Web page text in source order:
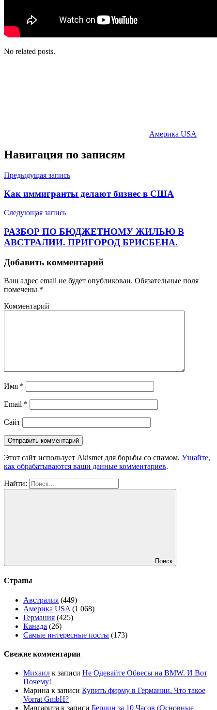
No related posts.
Америка USA
Навигация по записям
Предыдущая запись
Как иммигранты делают бизнес в США
Следующая запись
РАЗБОР ПО БЮДЖЕТНОМУ ЖИЛЬЮ В
АВСТРАЛИИ. ПРИГОРОД БРИСБЕНА.
Добавить комментарий
Ваш адрес email не будет опубликован. Обязательные поля
помечены *
Комментарий
Имя *
Email *
Сайт
Этот сайт использует Akismet для борьбы со спамом. Узнайте,
как обрабатываются ваши данные комментариев.
Найти:
Поиск
Страны
Австралия (449)
Америка USA (1 068)
Германия (425)
Канада (26)
Самые интересные посты (173)
Свежие комментарии
Михаил к записи Не Одевайте Обвесы на BMW. И Вот
Почему!
Марина к записи Купить фирму в Германии. Что такое
Vorrat GmbH?
Маргарита к записи Берлин за 10 Часов (Основные